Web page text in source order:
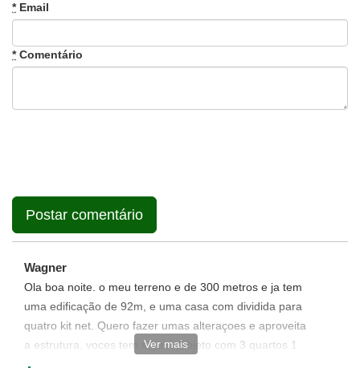
*Email
*Comentário
Wagner
Ola boa noite. o meu terreno e de 300 metros e ja tem
uma edificação de 92m, e uma casa com dividida para
quatro kit net. Quero fazer umas alteraçoes e aproveita
a estrutura, voces tem algum projeto com 3 quartos 1
suite 1 banheiro garagem e area de serviço?
Ver mais